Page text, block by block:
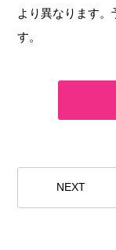
より異なります。
す。
NEXT